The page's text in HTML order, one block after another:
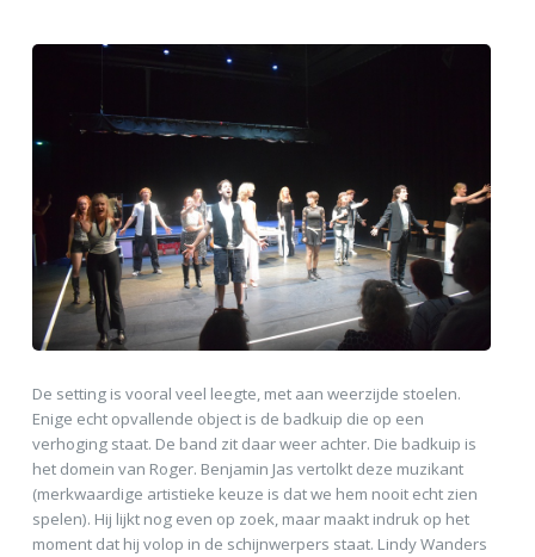
De setting is vooral veel leegte, met aan weerzijde stoelen.
Enige echt opvallende object is de badkuip die op een
verhoging staat. De band zit daar weer achter. Die badkuip is
het domein van Roger. Benjamin Jas vertolkt deze muzikant
(merkwaardige artistieke keuze is dat we hem nooit echt zien
spelen). Hij lijkt nog even op zoek, maar maakt indruk op het
moment dat hij volop in de schijnwerpers staat. Lindy Wanders